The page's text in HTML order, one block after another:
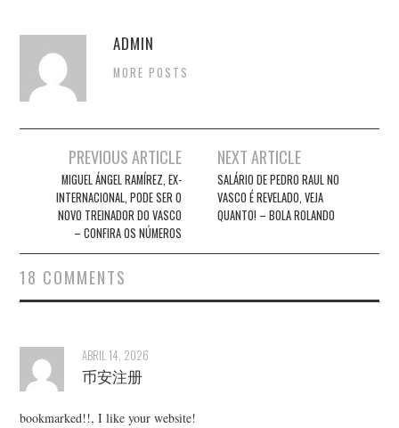
ADMIN
MORE POSTS
navigation
PREVIOUS ARTICLE
MIGUEL ÁNGEL RAMÍREZ, EX-
INTERNACIONAL, PODE SER O
NOVO TREINADOR DO VASCO
– CONFIRA OS NÚMEROS
NEXT ARTICLE
SALÁRIO DE PEDRO RAUL NO
VASCO É REVELADO, VEJA
QUANTO! – BOLA ROLANDO
18 COMMENTS
ABRIL 14, 2026
币安注册
bookmarked!!, I like your website!